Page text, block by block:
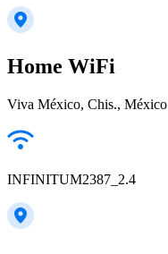
Home WiFi
Viva México, Chis., México
INFINITUM2387_2.4